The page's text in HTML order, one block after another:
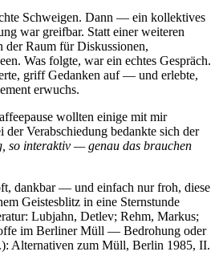
Schweigen. Dann — ein kollektives
war greifbar. Statt einer weiteren
Raum für Diskussionen,
Was folgte, war ein echtes Gespräch.
griff Gedanken auf — und erlebte,
erwuchs.
wollten einige mit mir
Verabschiedung bedankte sich der
so interaktiv — genau das brauchen
dankbar — und einfach nur froh, diese
Geistesblitz in eine Sternstunde
Lubjahn, Detlev; Rehm, Markus;
im Berliner Müll — Bedrohung oder
Alternativen zum Müll, Berlin 1985, II.